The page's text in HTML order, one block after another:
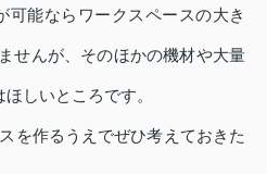
可能ならワークスペースの大き
せんが、そのほかの機材や大量
しいところです。
を作るうえでぜひ考えておきた